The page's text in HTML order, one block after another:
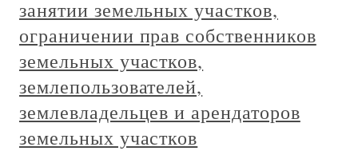
занятии земельных участков,
ограничении прав собственников
земельных участков,
землепользователей,
землевладельцев и арендаторов
земельных участков